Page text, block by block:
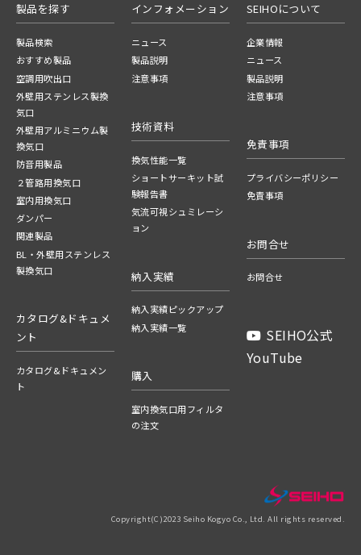
製品を探す
製品検索
おすすめ製品
空調用吹出口
外壁用ステンレス製換
気口
外壁用アルミニウム製
換気口
防音用製品
２管路用換気口
室内用換気口
ダンパー
関連製品
BL・外壁用ステンレス
製換気口
カタログ&ドキュメ
ント
カタログ&ドキュメン
ト
インフォメーション
ニュース
製品説明
注意事項
技術資料
換気性能一覧
ショートサーキット試
験報告書
気流可視シュミレーシ
ョン
納入実績
納入実績ピックアップ
納入実績一覧
購入
室内換気口用フィルタ
の注文
SEIHOについて
企業情報
ニュース
製品説明
注意事項
免責事項
プライバシーポリシー
免責事項
お問合せ
お問合せ
SEIHO公式
YouTube
Copyright(C)2023 Seiho Kogyo Co., Ltd. All rights reserved.